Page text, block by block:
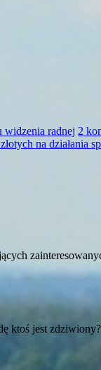
widzenia radnej 2
na działania
ktoś jest zdziwiony?